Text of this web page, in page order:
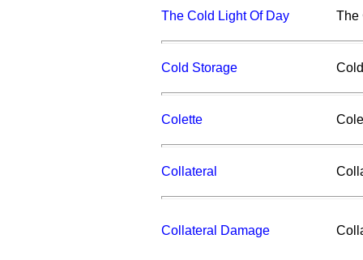
The Cold Light Of Day The
Cold Storage
Colette
Collateral
Collateral Damage